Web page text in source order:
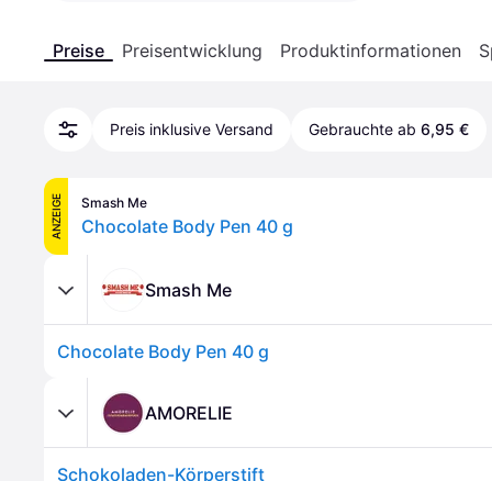
Preise Preisentwicklung Produktinformationen
Preis inklusive Versand Gebrauchte ab 6,95 €
ANZEIGE Smash Me
Chocolate Body Pen 40 g
Smash Me
Chocolate Body Pen 40 g
AMORELIE
Schokoladen-Körperstift